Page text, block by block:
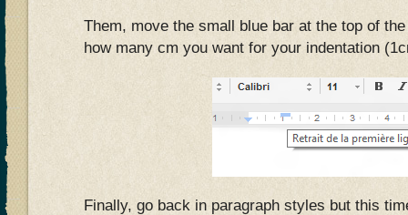
Them, move the small blue bar at the top of
how many cm you want for your indentation
Finally, go back in paragraph styles but this